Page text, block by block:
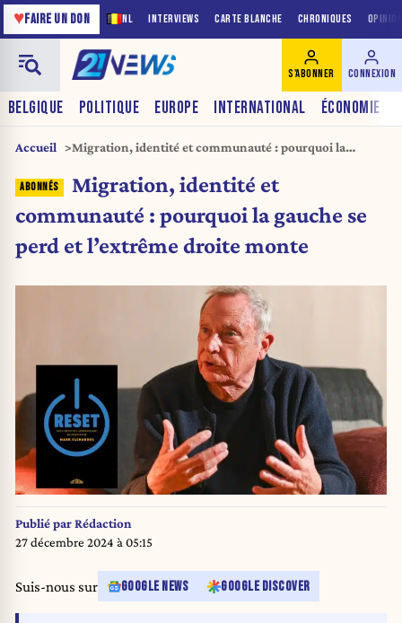
NL INTERVIEWS CARTE BLANCHE CHRONIQUES
♥FAIRE UN DON
BELGIQUE POLITIQUE EUROPE INTERNATIONAL ÉCONOMIE
S'ABONNER CONNEXION
Accueil
Migration, identité et communauté : pourquoi la
Migration, identité et
communauté : pourquoi la gauche se
perd et l’extrême droite monte
Publié parRédaction
27 décembre 2024 à 05:15
Suis-nous sur GOOGLE NEWS GOOGLE DISCOVER